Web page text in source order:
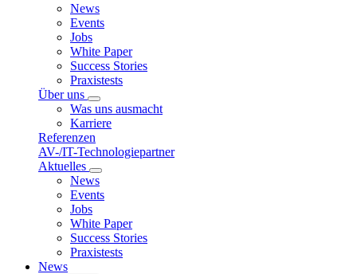
News
Events
Jobs
White Paper
Success Stories
Praxistests
Über uns
Was uns ausmacht
Karriere
Referenzen
AV-/IT-Technologiepartner
Aktuelles
News
Events
Jobs
White Paper
Success Stories
Praxistests
News